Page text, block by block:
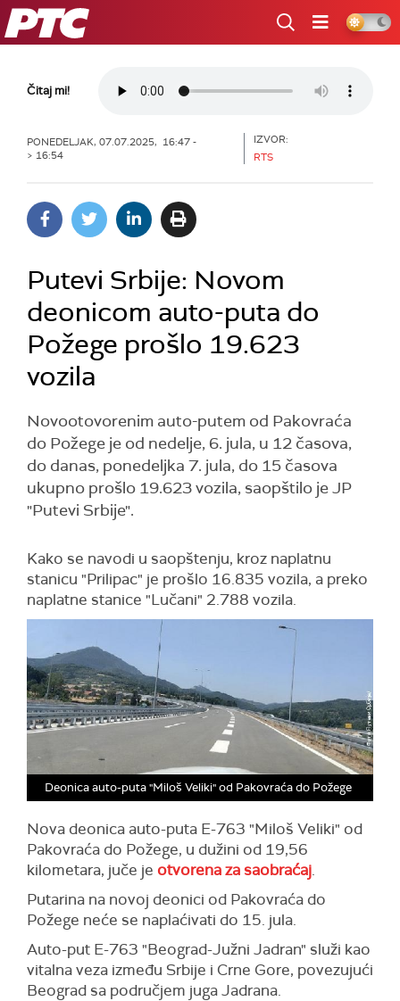
RTS
Čitaj mi!
PONEDELJAK, 07.07.2025, 16:47 -
> 16:54
IZVOR:
RTS
Putevi Srbije: Novom
deonicom auto-puta do
Požege prošlo 19.623
vozila
Novootovorenim auto-putem od Pakovraća
do Požege je od nedelje, 6. jula, u 12 časova,
do danas, ponedeljka 7. jula, do 15 časova
ukupno prošlo 19.623 vozila, saopštilo je JP
"Putevi Srbije".
Kako se navodi u saopštenju, kroz naplatnu
stanicu "Prilipac" je prošlo 16.835 vozila, a preko
naplatne stanice "Lučani" 2.788 vozila.
Deonica auto-puta "Miloš Veliki" od Pakovraća do Požege
Nova deonica auto-puta E-763 "Miloš Veliki" od
Pakovraća do Požege, u dužini od 19,56
kilometara, juče je otvorena za saobraćaj.
Putarina na novoj deonici od Pakovraća do
Požege neće se naplaćivati do 15. jula.
Auto-put E-763 "Beograd-Južni Jadran" služi kao
vitalna veza između Srbije i Crne Gore, povezujući
Beograd sa područjem juga Jadrana.